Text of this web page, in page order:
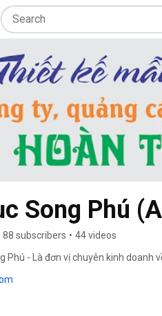
Song Phú
88 subscribers • 44 videos
Phú - Là đơn vị chuyên kinh doanh